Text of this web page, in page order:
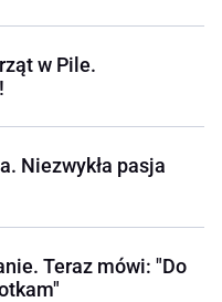
w Pile.
Niezwykła pasja
Teraz mówi: "Do